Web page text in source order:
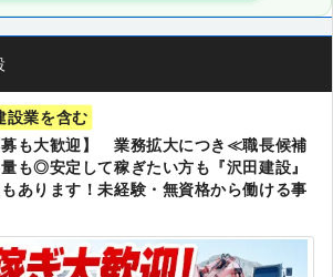
設業を含む
募も大歓迎】 業務拡大につき≪職長候補
◎安定して稼ぎたい方も『沢田建設』
あります！未経験・無資格から働ける事